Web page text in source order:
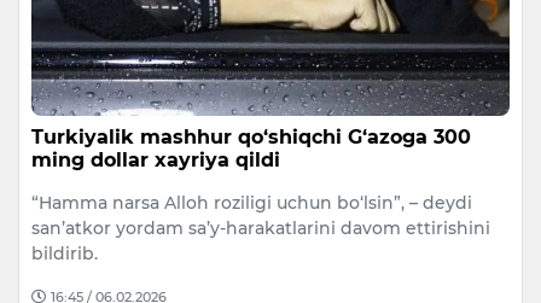
Turkiyalik mashhur qo‘shiqchi G‘azoga 300
ming dollar xayriya qildi
“Hamma narsa Alloh roziligi uchun bo‘lsin”, – deydi
san’atkor yordam sa’y-harakatlarini davom ettirishini
bildirib.
16:45 / 06.02.2026